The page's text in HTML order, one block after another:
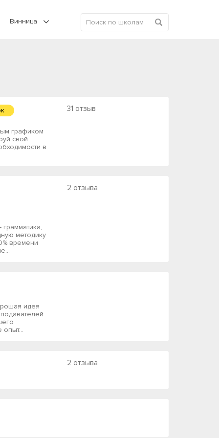
Винница
графиком
свой
в
31 отзыв
методику
времени
2 отзыва
идея
опыт...
2 отзыва